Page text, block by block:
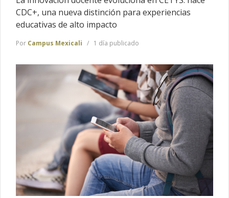
CDC+, una nueva distinción para experiencias
educativas de alto impacto
Por Campus Mexicali 1 día publicado